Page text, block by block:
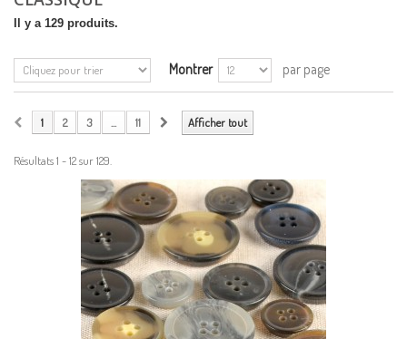
Il y a 129 produits.
Montrer par page
Afficher tout
1 2 3 ... 11
Résultats 1 - 12 sur 129.